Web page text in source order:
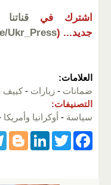
اشترك في
جديد... (
Ukr_Press
العلامات:
ضمانات - زيارات - كييف
التصنيفات:
سياسة - أوكرانيا وأمريكا
F
T
Li